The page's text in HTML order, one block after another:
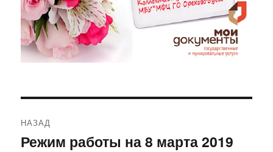
по
НАЗАД
Предыдущая
Режим работы на 8 марта 2019